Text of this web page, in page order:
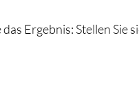
Ergebnis: Stellen Sie